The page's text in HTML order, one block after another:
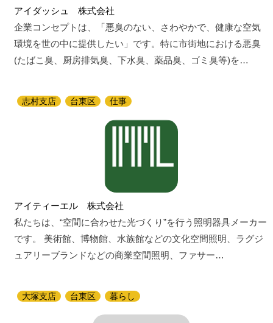
アイダッシュ 株式会社
企業コンセプトは、「悪臭のない、さわやかで、健康な空気
環境を世の中に提供したい」です。特に市街地における悪臭
(たばこ臭、厨房排気臭、下水臭、薬品臭、ゴミ臭等)を…
志村支店 台東区 仕事
アイティーエル 株式会社
私たちは、“空間に合わせた光づくり”を行う照明器具メーカー
です。 美術館、博物館、水族館などの文化空間照明、ラグジ
ュアリーブランドなどの商業空間照明、ファサー…
大塚支店 台東区 暮らし